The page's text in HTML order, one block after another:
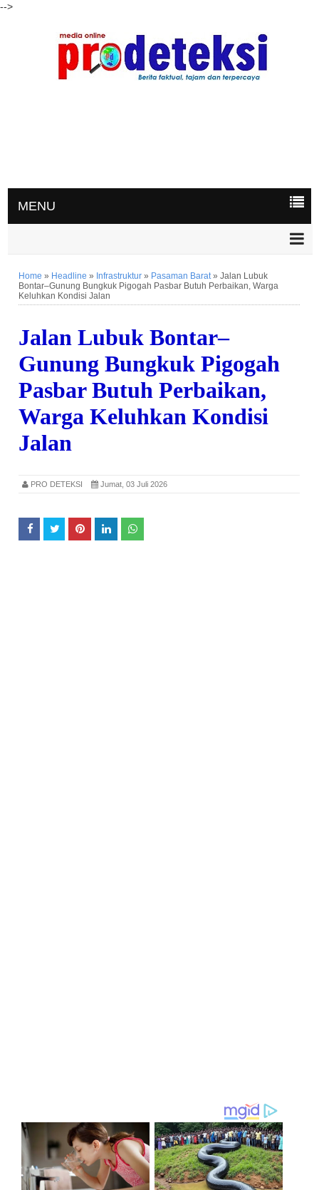
-->
MENU
Home » Headline » Infrastruktur » Pasaman Barat»Jalan Lubuk
Bontar–Gunung Bungkuk Pigogah Pasbar Butuh Perbaikan, Warga
Keluhkan Kondisi Jalan
Jalan Lubuk Bontar–
Gunung Bungkuk Pigogah
Pasbar Butuh Perbaikan,
Warga Keluhkan Kondisi
Jalan
PRO DETEKSI Jumat, 03 Juli 2026